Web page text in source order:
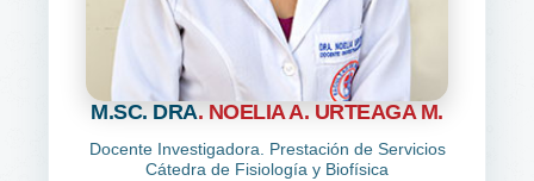
M.SC. DRA. NOELIA A. URTEAGA M.
Docente Investigadora. Prestación de Servicios
Cátedra de Fisiología y Biofísica